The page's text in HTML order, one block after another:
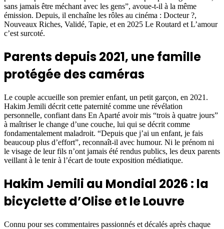
sans jamais être méchant avec les gens”, avoue-t-il à la même
émission. Depuis, il enchaîne les rôles au cinéma : Docteur ?,
Nouveaux Riches, Validé, Tapie, et en 2025 Le Routard et L’amour
c’est surcoté.
Parents depuis 2021, une famille
protégée des caméras
Le couple accueille son premier enfant, un petit garçon, en 2021.
Hakim Jemili décrit cette paternité comme une révélation
personnelle, confiant dans En Aparté avoir mis “trois à quatre jours”
à maîtriser le change d’une couche, lui qui se décrit comme
fondamentalement maladroit. “Depuis que j’ai un enfant, je fais
beaucoup plus d’effort”, reconnaît-il avec humour. Ni le prénom ni
le visage de leur fils n’ont jamais été rendus publics, les deux parents
veillant à le tenir à l’écart de toute exposition médiatique.
Hakim Jemili au Mondial 2026 : la
bicyclette d’Olise et le Louvre
Connu pour ses commentaires passionnés et décalés après chaque